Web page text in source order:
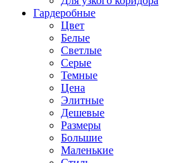
Гардеробные
Цвет
Белые
Светлые
Серые
Темные
Цена
Элитные
Дешевые
Размеры
Большие
Маленькие